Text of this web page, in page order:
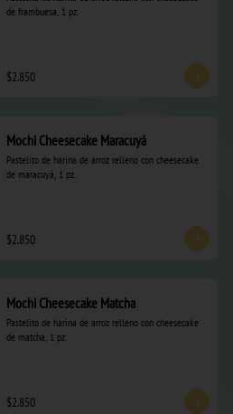
de frambuesa, 1 pz.
$2.850
Mochi Cheesecake Maracuyá
Pastelito de harina de arroz relleno con cheesecake
de maracuyá, 1 pz.
$2.850
Mochi Cheesecake Matcha
Pastelito de harina de arroz relleno con cheesecake
de matcha, 1 pz.
$2.850